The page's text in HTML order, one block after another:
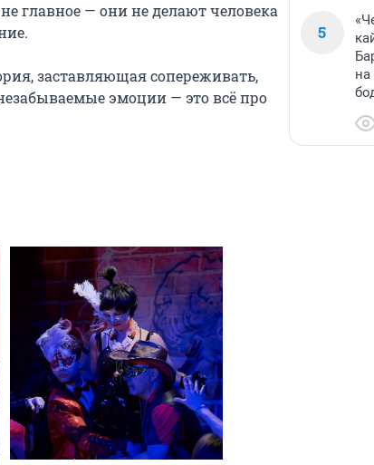
главное — они не делают человека
заставляющая сопереживать,
эмоции — это всё про
5
на